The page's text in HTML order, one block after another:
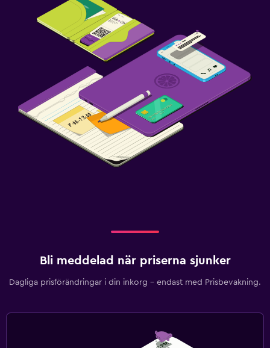
Bli meddelad när priserna sjunker
Dagliga prisförändringar i din inkorg – endast med Prisbevakning.